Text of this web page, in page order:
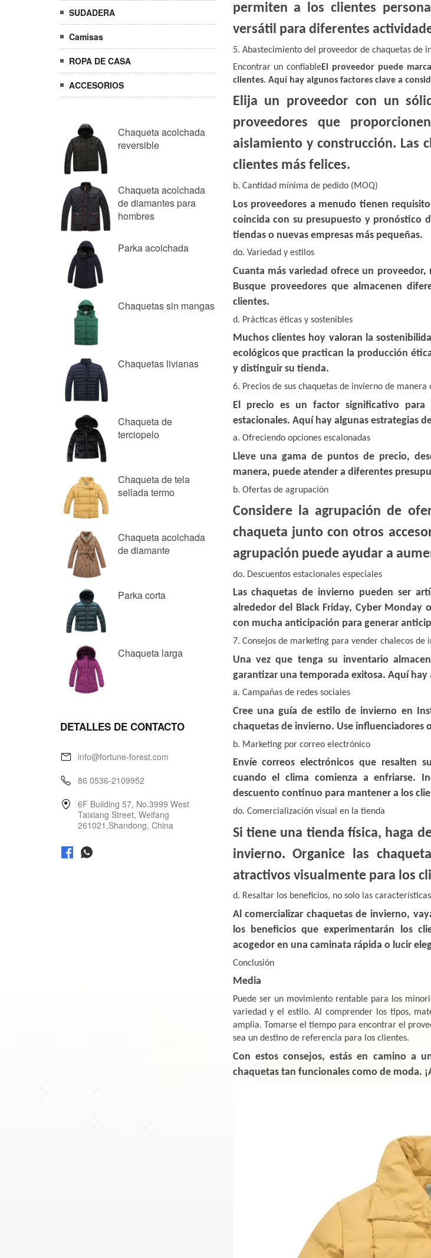
SUDADERA
Camisas
ROPA DE CASA
ACCESORIOS
Chaqueta acolchada
reversible
Chaqueta acolchada
de diamantes para
hombres
Parka acolchada
Chaquetas sin mangas
Chaquetas livianas
Chaqueta de
terciopelo
Chaqueta de tela
sellada termo
Chaqueta acolchada
de diamante
Parka corta
Chaqueta larga
DETALLES DE CONTACTO
info@fortune-forest.com
86 0536-2109952
6F Building 57, No.3999 West
Taixiang Street, Weifang
261021,Shandong, China